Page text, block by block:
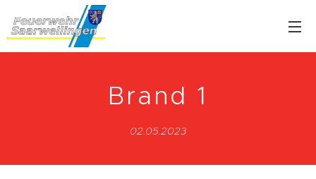
Brand 1
02.05.2023